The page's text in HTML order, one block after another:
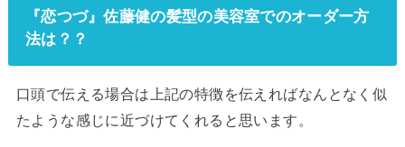
『恋つづ』佐藤健の髪型の美容室でのオーダー方
法は？？
口頭で伝える場合は上記の特徴を伝えればなんとなく似
たような感じに近づけてくれると思います。